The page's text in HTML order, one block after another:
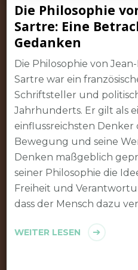
Die Philosophie
Sartre: Eine
Gedanken
Die Philosophie von
Sartre war ein
Schriftsteller und
Jahrhunderts. Er gilt als
einflussreichsten Denker
Bewegung und seine
Denken maßgeblich
seiner Philosophie die
Freiheit und
dass der Mensch dazu
WEITER LESEN